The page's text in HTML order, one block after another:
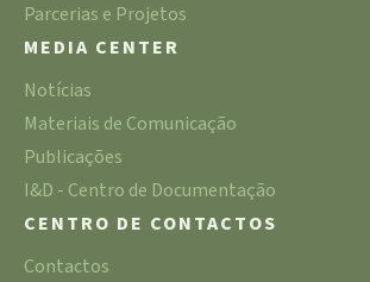
Parcerias e Projetos
MEDIA CENTER
Notícias
Materiais de Comunicação
Publicações
I&D - Centro de Documentação
CENTRO DE CONTACTOS
Contactos